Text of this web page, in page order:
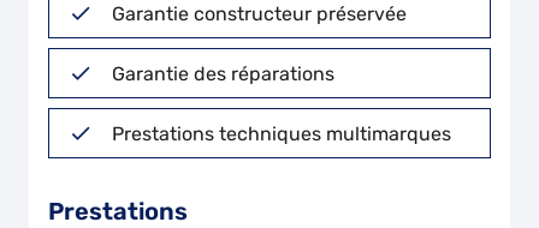
Garantie constructeur préservée
Garantie des réparations
Prestations techniques multimarques
Prestations